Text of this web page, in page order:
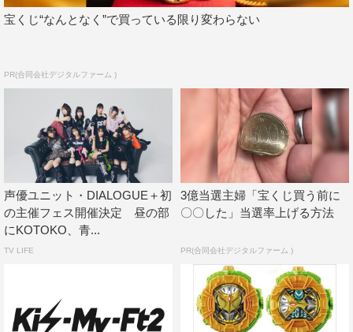
宝くじ“なんとなく”で買っている限り変わらない
PR(合同会社デジタルファーム )
声優ユニット・DIALOGUE＋初
の主催フェス開催決定 昼の部
にKOTOKO、青...
TV LIFE
3億当選主婦「宝くじ買う前に
〇〇した」当選率上げる方法
PR(合同会社デジタルファーム )